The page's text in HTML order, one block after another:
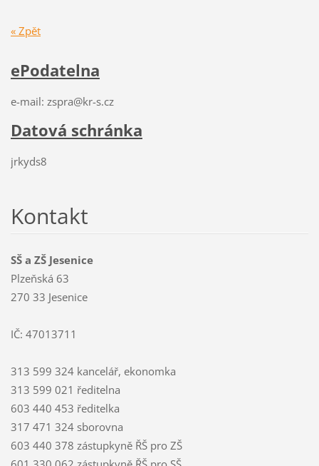
« Zpět
ePodatelna
e-mail: zspra@kr-s.cz
Datová schránka
jrkyds8
Kontakt
SŠ a ZŠ Jesenice
Plzeňská 63
270 33 Jesenice
IČ: 47013711
313 599 324 kancelář, ekonomka
313 599 021 ředitelna
603 440 453 ředitelka
317 471 324 sborovna
603 440 378 zástupkyně ŘŠ pro ZŠ